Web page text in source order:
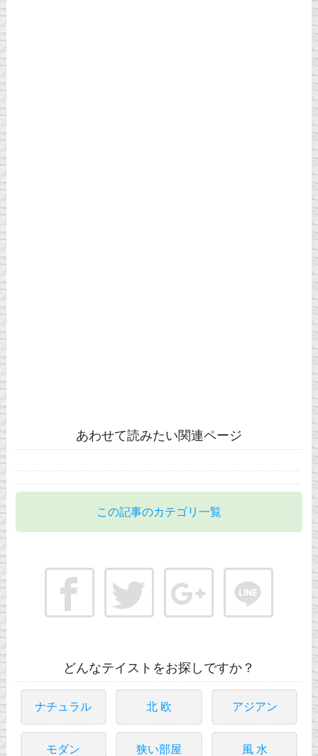
あわせて読みたい関連ページ
この記事のカテゴリ一覧
どんなテイストをお探しですか？
ナチュラル 北 欧 アジアン
モダン 狭い部屋 風 水